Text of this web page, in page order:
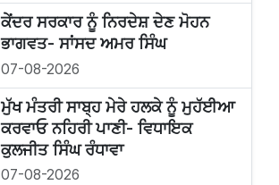
ਕੇਂਦਰ ਸਰਕਾਰ ਨੂੰ ਨਿਰਦੇਸ਼ ਦੇਣ ਮੋਹਨ
ਭਾਗਵਤ- ਸਾਂਸਦ ਅਮਰ ਸਿੰਘ
07-08-2026
ਮੁੱਖ ਮੰਤਰੀ ਸਾਬ੍ਹ ਮੇਰੇ ਹਲਕੇ ਨੂੰ ਮੁਹੱਈਆ
ਕਰਵਾਓ ਨਹਿਰੀ ਪਾਣੀ- ਵਿਧਾਇਕ
ਕੁਲਜੀਤ ਸਿੰਘ ਰੰਧਾਵਾ
07-08-2026